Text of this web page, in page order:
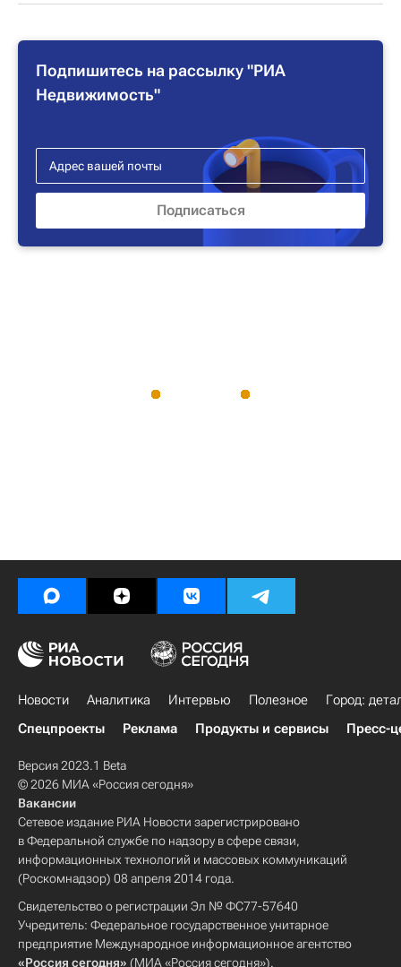
Подпишитесь на рассылку "РИА
Недвижимость"
Новости Аналитика Интервью Полезное
Город:
Спецпроекты
Реклама Продукты и сервисы Пресс-
Версия 2023.1 Beta
© 2026 МИА «Россия сегодня»
Вакансии
Сетевое издание РИА Новости зарегистрировано
в Федеральной службе по надзору в сфере связи,
информационных технологий и массовых коммуникаций
(Роскомнадзор) 08 апреля 2014 года.
Свидетельство о регистрации Эл № ФС77-57640
Учредитель: Федеральное государственное унитарное
предприятие Международное информационное агентство
«Россия сегодня» (МИА «Россия сегодня»).